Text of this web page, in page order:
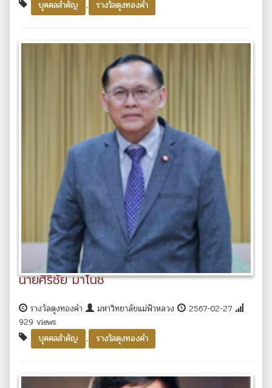
บุคคลสำคัญ
, รางวัลตุงทองคำ
นายศิริชัย มาโนช
รางวัลตุงทองคำ มหาวิทยาลัยแม่ฟ้าหลวง
2567-02-27
929 views
บุคคลสำคัญ
, รางวัลตุงทองคำ